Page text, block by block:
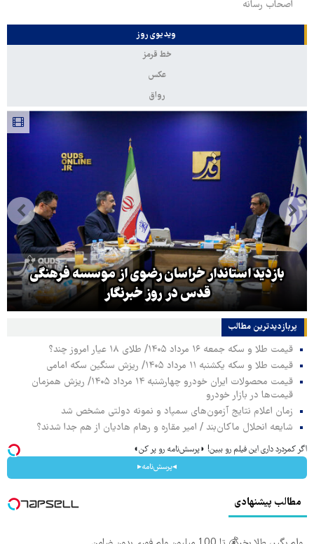
اصحاب رسانه
ویدیوی روز
خط قرمز
عکس
رواق
بازدید استاندار خراسان رضوی از موسسه فرهنگی
قدس در روز خبرنگار
پربازدیدترین‌ مطالب
قیمت طلا و سکه جمعه ۱۶ مرداد ۱۴۰۵/ طلای ۱۸ عیار امروز چند؟
قیمت طلا و سکه یکشنبه ۱۱ مرداد ۱۴۰۵/ ریزش سنگین سکه امامی
قیمت محصولات ایران خودرو چهارشنبه ۱۴ مرداد ۱۴۰۵/ ریزش همزمان
قیمت‌ها در بازار خودرو
زمان اعلام نتایج آزمون‌های سمپاد و نمونه دولتی مشخص شد
شایعه انحلال ماکان‌بند / امیر مقاره و رهام هادیان از هم جدا شدند؟
اگر کمردرد داری این فیلم رو ببین! ◗پرسش‌نامه رو پر کن◖
◂پرسش‌نامه▸
مطالب پیشنهادی